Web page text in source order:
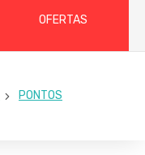
OFERTAS
PONTOS